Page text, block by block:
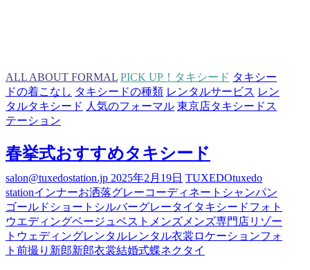
ラ
ー
の
お
し
ALL ABOUT FORMAL PICK UP！タキシード タキシー
ドの着こなし タキシードの種類 レンタルサービス レン
タルタキシード 人気のフォーマル 東京店タキシードス
テーション
春挙式おすすめタキシード
salon@tuxedostation.jp 2025年2月19日 TUXEDOtuxedo
stationインナーお洒落グレーコーディネート シャンパン
ゴールド ショート シルバーグレータイ タキシードフォト
ウエディングベージュ ベスト メンズ メンズ専門店リゾー
トウェディングレンタルレンタル衣裳 ロケーションフォ
ト 前撮り 新郎新郎衣裳結婚式蝶ネクタイ